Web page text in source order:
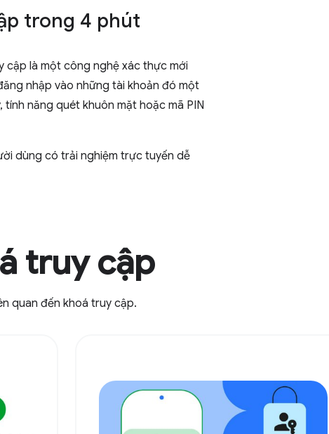
trong 4 phút
cập là một công nghệ xác thực mới
nhập vào những tài khoản đó một
năng quét khuôn mặt hoặc mã PIN
dùng có trải nghiệm trực tuyến dễ
truy cập
quan đến khoá truy cập.